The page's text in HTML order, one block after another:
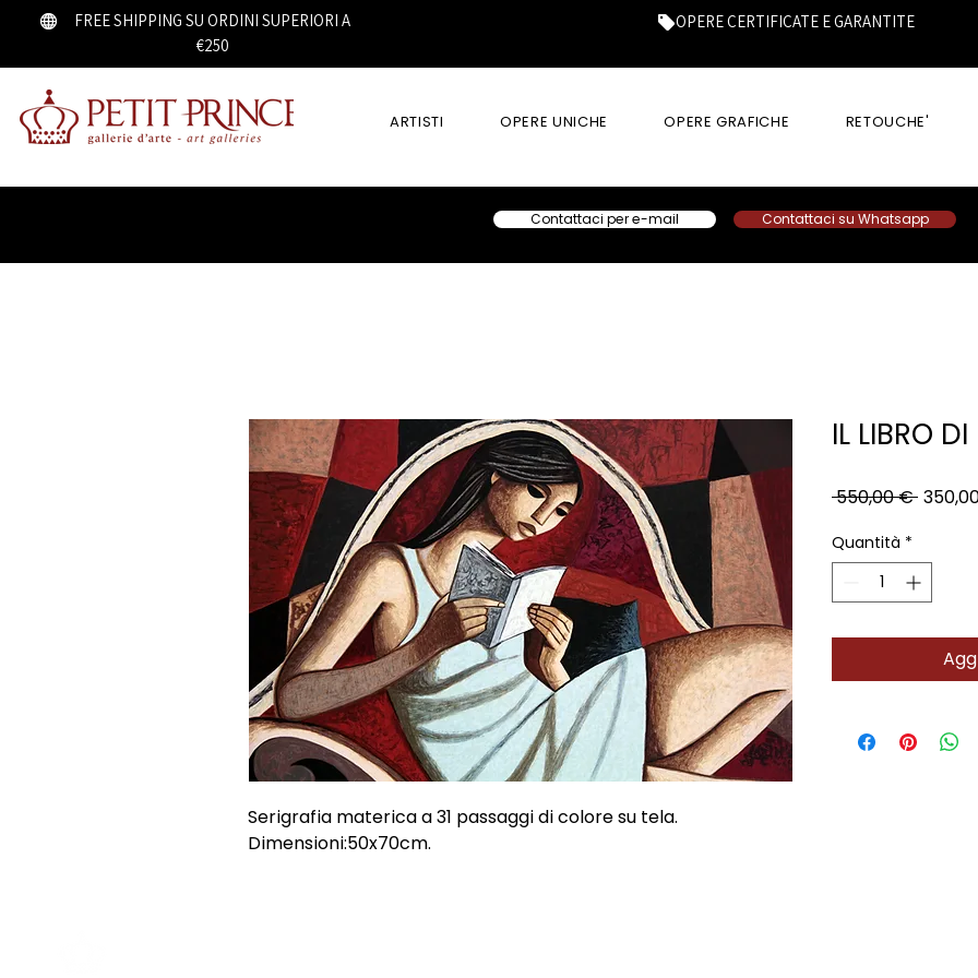
FREE SHIPPING SU ORDINI SUPERIORI A
€250
OPERE CERTIFICATE E GARANTITE
ARTISTI OPERE UNICHE OPERE GRAFICHE RETOUCHE'
Contattaci per e-mail Contattaci su Whatsapp
Serigrafia materica a 31 passaggi di colore su tela.
Dimensioni:50x70cm.
IL LIBRO DI
550,00 € Prezzo
Quantità *